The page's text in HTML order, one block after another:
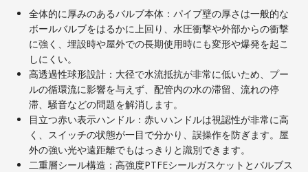
全体的に厚みのあるバルブ本体：パイプ壁の厚さは一般的な
ボールバルブをはるかに上回り、水圧衝撃や外部からの衝撃
に強く、埋設時や屋外での長期使用時にも変形や爆発を起こ
しにくい。
高透過性球形設計：大径で水流抵抗が非常に低いため、プー
ルの循環流に影響を与えず、配管内の水の滞留、流れの停
滞、騒音などの問題を解消します。
目立つ赤い表示ハンドル：赤いハンドルは視認性が非常に高
く、スイッチの状態が一目で分かり、誤操作を防ぎます。屋
外の強い光や遠距離でもはっきりと識別できます。
二重層シール構造：高強度PTFEシールガスケットとバルブス